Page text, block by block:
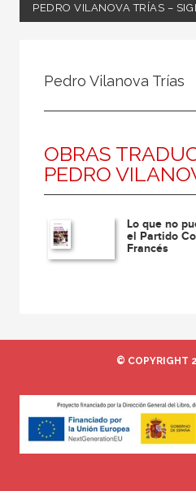
PEDRO VILANOVA TRÍAS –
Pedro Vilanova Trías
OBRAS
PEDRO
Lo que no
el Partido
Francés
© COPYRIGHT